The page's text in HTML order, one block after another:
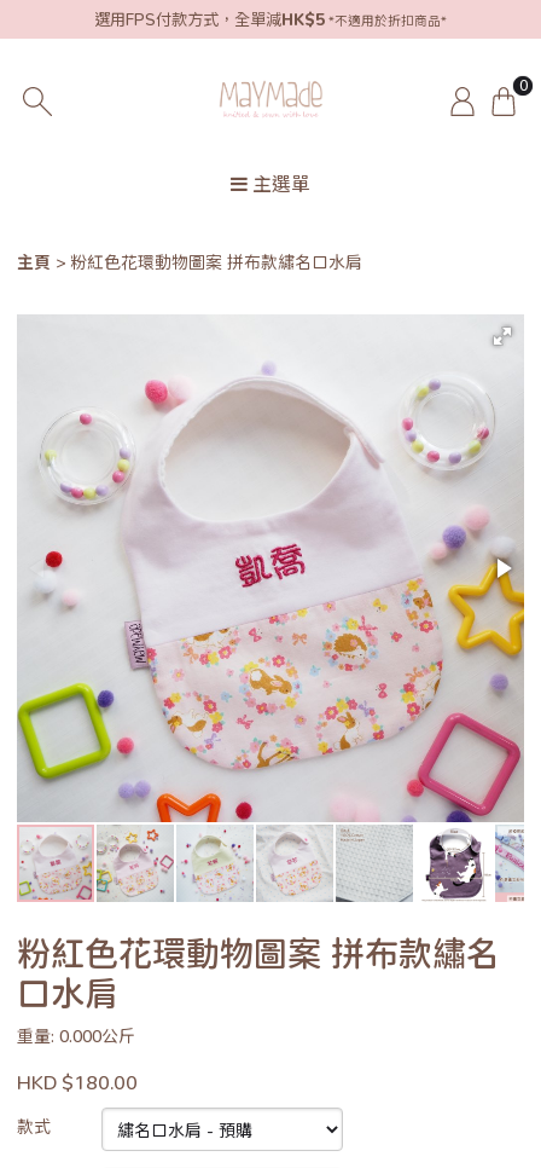
選用FPS付款方式，全單減HK$5 *不適用於折扣商品*
0
主選單
主頁 粉紅色花環動物圖案 拼布款繡名口水肩
粉紅色花環動物圖案 拼布款繡名
口水肩
重量: 0.000公斤
HKD $180.00
款式